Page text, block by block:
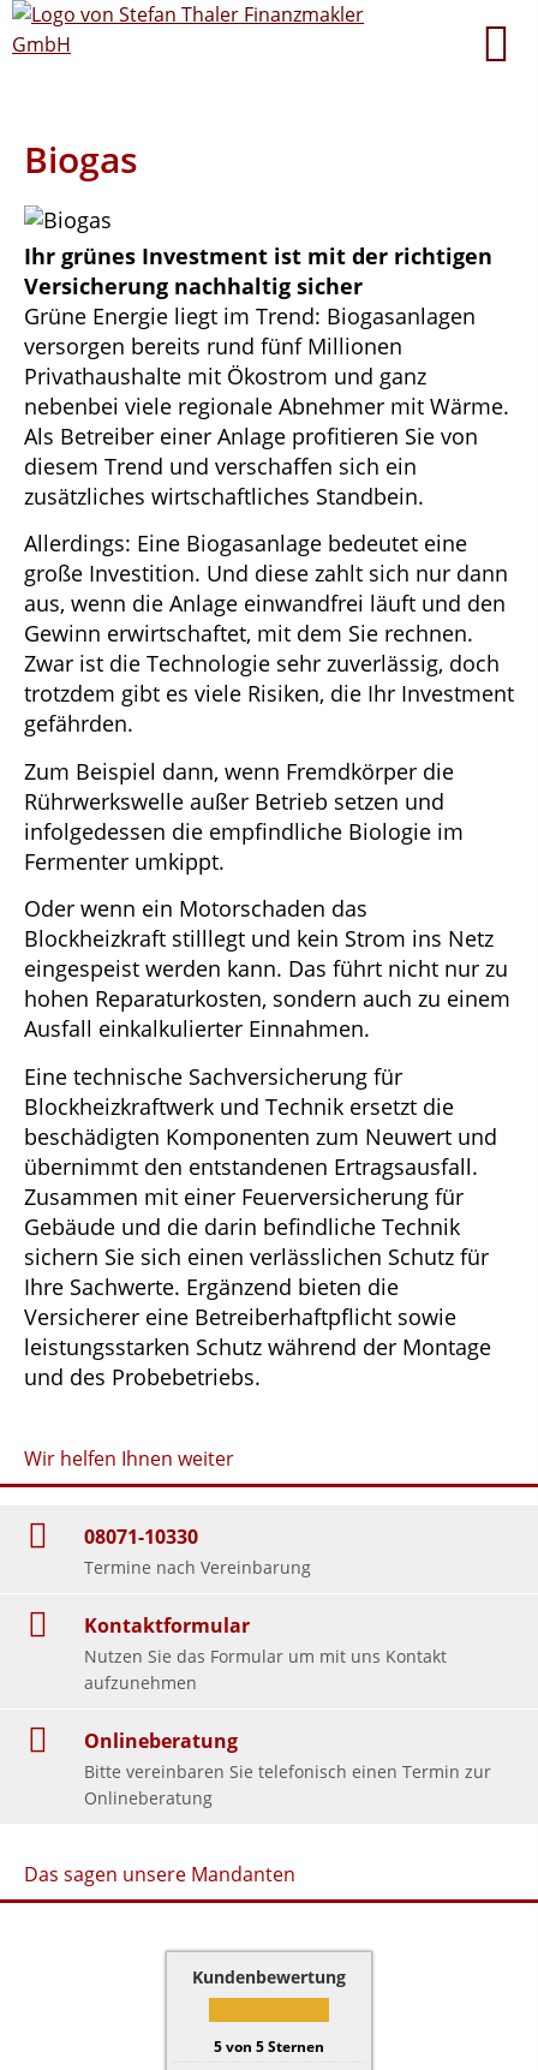
Biogas
Ihr grünes Investment ist mit der richtigen
Versicherung nachhaltig sicher
Grüne Energie liegt im Trend: Biogasanlagen
versorgen bereits rund fünf Millionen
Privathaushalte mit Ökostrom und ganz
nebenbei viele regionale Abnehmer mit Wärme.
Als Betreiber einer Anlage profitieren Sie von
diesem Trend und verschaffen sich ein
zusätzliches wirtschaftliches Standbein.
Allerdings: Eine Biogasanlage bedeutet eine
große Investition. Und diese zahlt sich nur dann
aus, wenn die Anlage einwandfrei läuft und den
Gewinn erwirtschaftet, mit dem Sie rechnen.
Zwar ist die Technologie sehr zuverlässig, doch
trotzdem gibt es viele Risiken, die Ihr Investment
gefährden.
Zum Beispiel dann, wenn Fremdkörper die
Rührwerkswelle außer Betrieb setzen und
infolgedessen die empfindliche Biologie im
Fermenter umkippt.
Oder wenn ein Motorschaden das
Blockheizkraft stilllegt und kein Strom ins Netz
eingespeist werden kann. Das führt nicht nur zu
hohen Reparaturkosten, sondern auch zu einem
Ausfall einkalkulierter Einnahmen.
Eine technische Sachversicherung für
Blockheizkraftwerk und Technik ersetzt die
beschädigten Komponenten zum Neuwert und
übernimmt den entstandenen Ertragsausfall.
Zusammen mit einer Feuerversicherung für
Gebäude und die darin befindliche Technik
sichern Sie sich einen verlässlichen Schutz für
Ihre Sachwerte. Ergänzend bieten die
Versicherer eine Betreiberhaftpflicht sowie
leistungsstarken Schutz während der Montage
und des Probebetriebs.
Wir helfen Ihnen weiter
08071-10330
Termine nach Vereinbarung
Kontaktformular
Nutzen Sie das Formular um mit uns Kontakt
aufzunehmen
Onlineberatung
Bitte vereinbaren Sie telefonisch einen Termin zur
Onlineberatung
Das sagen unsere Mandanten
Kundenbewertung
5von 5Sternen